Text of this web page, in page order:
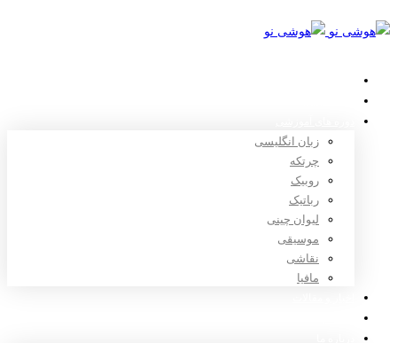
زبان انگلیسی
چرتکه
روبیک
رباتیک
لیوان چینی
موسیقی
نقاشی
مافیا